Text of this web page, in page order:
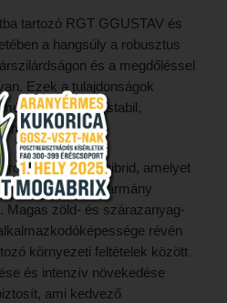
tartozó RGT GGUSTAV és
a hangsúly a robusztus
és a megdőléssel
Ezek a tulajdonságok
között is stabil,
× szudánifű hibrid, amelyet
tömegtakarmány
Magas zöld- és szárazanyag-
révén
környezeti feltételek között
és intenzív növekedése
ami kedvező